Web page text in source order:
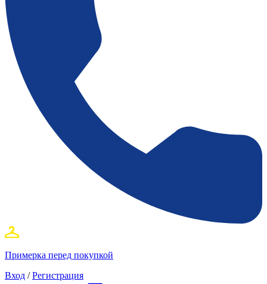
Примерка перед покупкой
Вход / Регистрация